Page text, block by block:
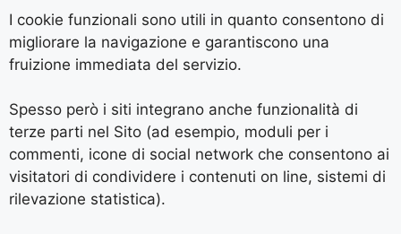
I cookie funzionali sono utili in quanto consentono di
migliorare la navigazione e garantiscono una
fruizione immediata del servizio.
Spesso però i siti integrano anche funzionalità di
terze parti nel Sito (ad esempio, moduli per i
commenti, icone di social network che consentono ai
visitatori di condividere i contenuti on line, sistemi di
rilevazione statistica).